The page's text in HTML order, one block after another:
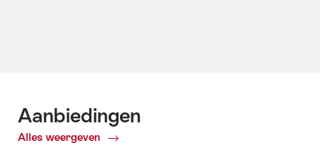
Aanbiedingen
Alles weergeven